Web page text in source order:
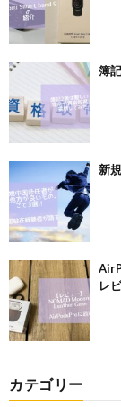
簿
新
レ
カテゴリー